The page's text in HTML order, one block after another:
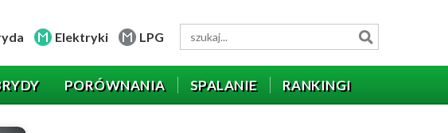
Elektryki LPG
PORÓWNANIA SPALANIE RANKINGI